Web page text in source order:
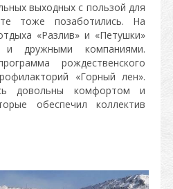
выходных с пользой для
тоже позаботились. На
«Разлив» и «Петушки»
и дружными компаниями.
рождественского
«Горный лен».
довольны комфортом и
обеспечил коллектив